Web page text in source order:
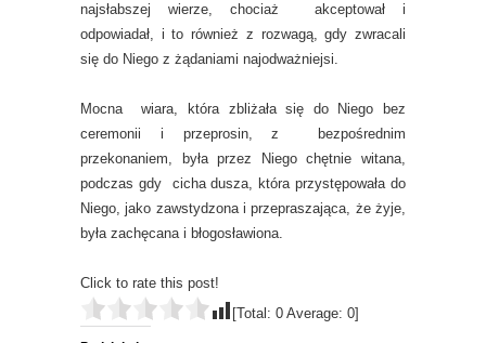
najsłabszej wierze, chociaż akceptował i
odpowiadał, i to również z rozwagą, gdy zwracali
się do Niego z żądaniami najodważniejsi.
Mocna wiara, która zbliżała się do Niego bez
ceremonii i przeprosin, z bezpośrednim
przekonaniem, była przez Niego chętnie witana,
podczas gdy cicha dusza, która przystępowała do
Niego, jako zawstydzona i przepraszająca, że żyje,
była zachęcana i błogosławiona.
Click to rate this post!
[Total: 0 Average: 0]